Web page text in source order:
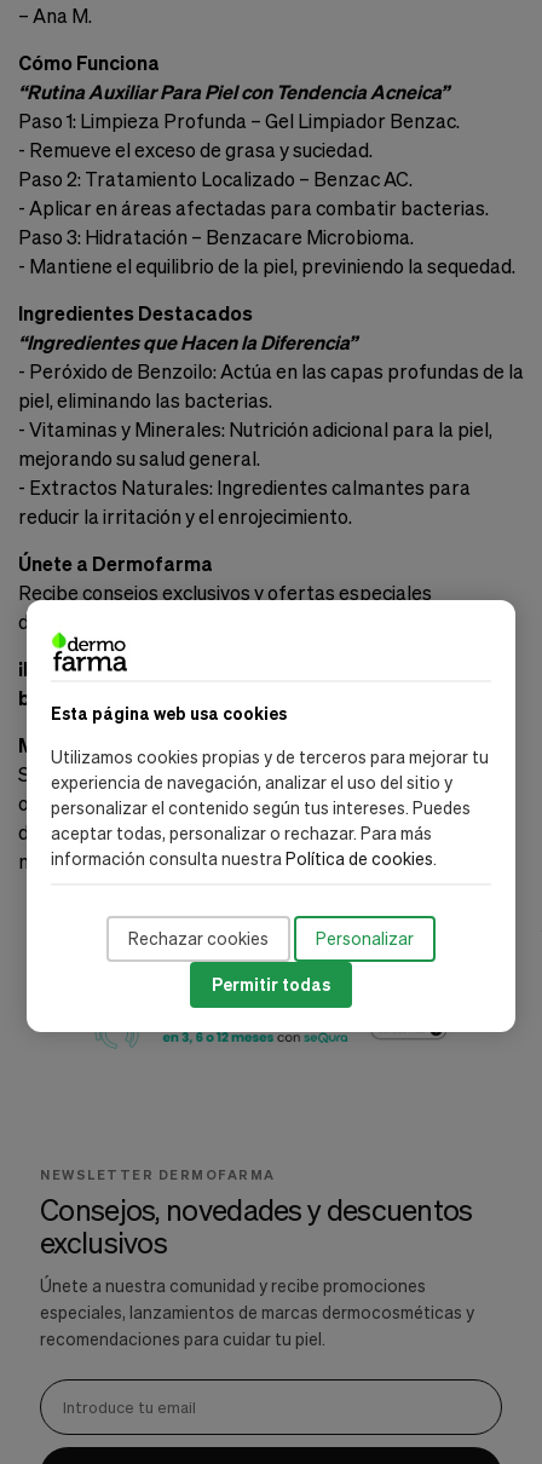
Esta página web usa cookies
Utilizamos cookies propias y de terceros para mejorar tu
experiencia de navegación, analizar el uso del sitio y
personalizar el contenido según tus intereses. Puedes
aceptar todas, personalizar o rechazar. Para más
información consulta nuestraPolítica de cookies.
Rechazar cookies Personalizar
Permitir todas
Guardar preferencias
– Ana M.
Cómo Funciona
“Rutina Auxiliar Para Piel con Tendencia Acneica”
Paso 1: Limpieza Profunda – Gel Limpiador Benzac.
- Remueve el exceso de grasa y suciedad.
Paso 2: Tratamiento Localizado – Benzac AC.
- Aplicar en áreas afectadas para combatir bacterias.
Paso 3: Hidratación – Benzacare Microbioma.
- Mantiene el equilibrio de la piel, previniendo la sequedad.
Ingredientes Destacados
“Ingredientes que Hacen la Diferencia”
- Peróxido de Benzoilo: Actúa en las capas profundas de la
piel, eliminando las bacterias.
- Vitaminas y Minerales: Nutrición adicional para la piel,
mejorando su salud general.
- Extractos Naturales: Ingredientes calmantes para
reducir la irritación y el enrojecimiento.
Únete a Dermofarma
Recibe consejos exclusivos y ofertas especiales
directamente en tu correo. ¡Suscríbete ahora!
¡No te pierdas la oportunidad de experimentar los
beneficios de la marca Benzacare en tu vida diaria!
Mantente Conectado
Suscríbete al boletín de Dermofarma para recibir
ofertas exclusivas, consejos de cuidado de la piel y más
directamente en tu bandeja de entrada y síguenos en
nuestra RRSS para más novedades y descuentos.
NEWSLETTER DERMOFARMA
Consejos, novedades y descuentos
exclusivos
Únete a nuestra comunidad y recibe promociones
especiales, lanzamientos de marcas dermocosméticas y
recomendaciones para cuidar tu piel.